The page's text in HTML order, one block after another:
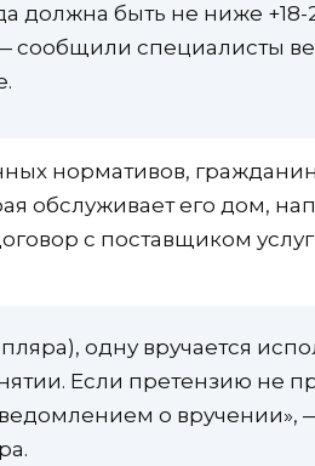
должна быть не ниже +18-
сообщили специалисты
нормативов,
обслуживает его дом,
с поставщиком услуг,
одну вручается
Если претензию не
о вручении»,